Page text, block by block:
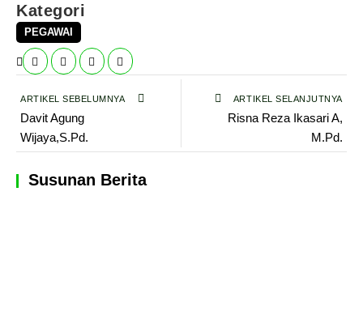
Kategori
PEGAWAI
ARTIKEL SEBELUMNYA
Davit Agung
Wijaya,S.Pd.
ARTIKEL SELANJUTNYA
Risna Reza Ikasari A,
M.Pd.
Susunan Berita